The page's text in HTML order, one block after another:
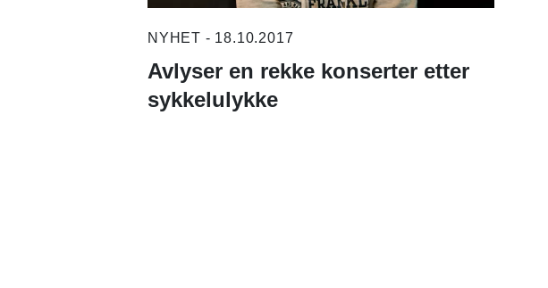
NYHET - 18.10.2017
Avlyser en rekke konserter etter
sykkelulykke